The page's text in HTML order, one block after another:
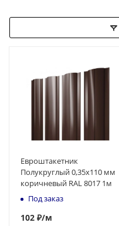
Евроштакетник
Полукруглый 0,35x110 мм
коричневый RAL 8017 1м
Под заказ
102 ₽/м